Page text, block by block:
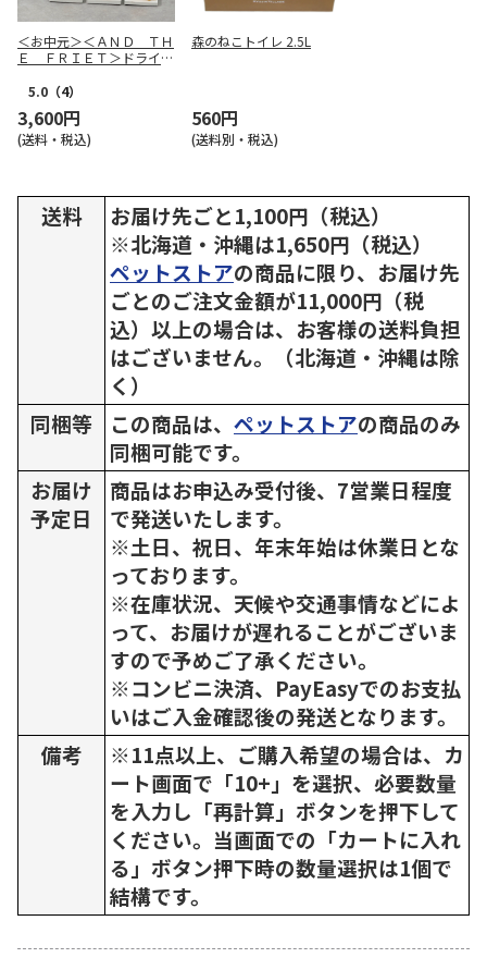
＜お中元＞＜ＡＮＤ ＴＨ
Ｅ ＦＲＩＥＴ＞ドライフ
5.0 （4）
3,600円
(送料・税込)
森のねこトイレ 2.5L
560円
(送料別・税込)
送料
お届け先ごと1,100円（税込）
※北海道・沖縄は1,650円（税込）
ペットストアの商品に限り、お届け先
ごとのご注文金額が11,000円（税
込）以上の場合は、お客様の送料負担
はございません。（北海道・沖縄は除
く）
同梱等
この商品は、 ペットストアの商品のみ
同梱可能です。
お届け
予定日
商品はお申込み受付後、7営業日程度
で発送いたします。
※土日、祝日、年末年始は休業日とな
っております。
※在庫状況、天候や交通事情などによ
って、お届けが遅れることがございま
すので予めご了承ください。
※コンビニ決済、PayEasyでのお支払
いはご入金確認後の発送となります。
備考
※11点以上、ご購入希望の場合は、カ
ート画面で「10+」を選択、必要数量
を入力し「再計算」ボタンを押下して
ください。当画面での「カートに入れ
る」ボタン押下時の数量選択は1個で
結構です。